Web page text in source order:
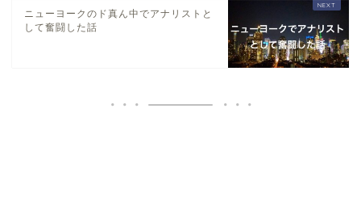
ニューヨークのド真ん中でアナリストと
して奮闘した話